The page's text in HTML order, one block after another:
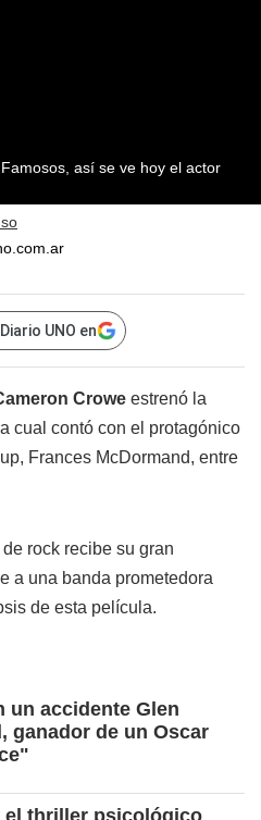
así se ve hoy el actor
UNO en
Crowe estrenó la
cual contó con el protagónico
Frances McDormand, entre
rock recibe su gran
a una banda prometedora
de esta película.
un accidente Glen
ganador de un Oscar